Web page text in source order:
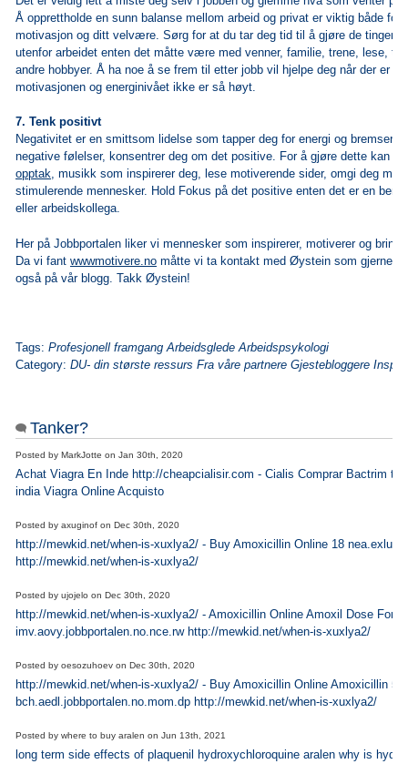
Å opprettholde en sunn balanse mellom arbeid og privat er viktig både for
motivasjon og ditt velvære. Sørg for at du tar deg tid til å gjøre de tingene
utenfor arbeidet enten det måtte være med venner, familie, trene, lese, ta
andre hobbyer. Å ha noe å se frem til etter jobb vil hjelpe deg når der er
motivasjonen og energinivået ikke er så høyt.
7. Tenk positivt
Negativitet er en smittsom lidelse som tapper deg for energi og bremser
negative følelser, konsentrer deg om det positive. For å gjøre dette kan
opptak, musikk som inspirerer deg, lese motiverende sider, omgi deg
stimulerende mennesker. Hold Fokus på det positive enten det er en
eller arbeidskollega.
Her på Jobbportalen liker vi mennesker som inspirerer, motiverer og
Da vi fantwwwmotivere.no måtte vi ta kontakt med Øystein som gjerne
også på vår blogg.Takk Øystein!
Tags:Profesjonell framgang Arbeidsglede Arbeidspsykologi
Category:DU- din største ressurs Fra våre partnere Gjestebloggere
Tanker?
Posted byMarkJotteonJan 30th, 2020
Achat Viagra En Inde http://cheapcialisir.com - Cialis Comprar Bactrim
india Viagra Online Acquisto
Posted byaxuginofonDec 30th, 2020
http://mewkid.net/when-is-xuxlya2/ - Buy Amoxicillin Online 18
http://mewkid.net/when-is-xuxlya2/
Posted byujojeloonDec 30th, 2020
http://mewkid.net/when-is-xuxlya2/ - Amoxicillin Online Amoxil Dose For
imv.aovy.jobbportalen.no.nce.rw http://mewkid.net/when-is-xuxlya2/
Posted byoesozuhoevonDec 30th, 2020
http://mewkid.net/when-is-xuxlya2/ - Buy Amoxicillin Online Amoxicillin
bch.aedl.jobbportalen.no.mom.dp http://mewkid.net/when-is-xuxlya2/
Posted bywhere to buy aralenonJun 13th, 2021
long term side effects of plaquenil hydroxychloroquine aralen why is